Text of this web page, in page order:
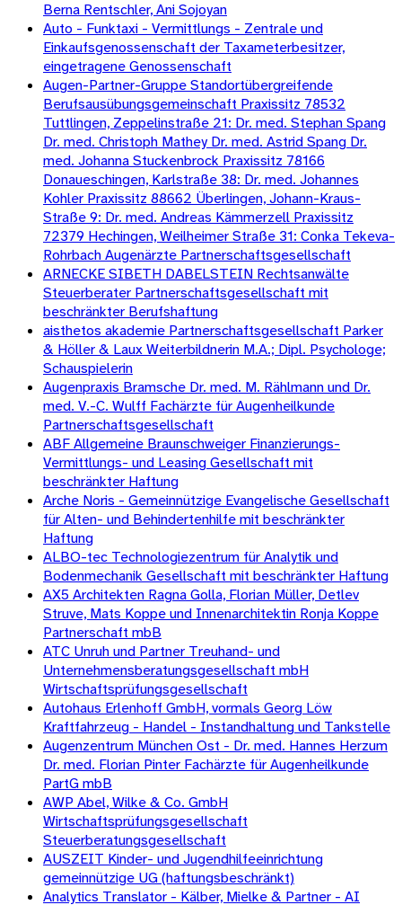
Berna Rentschler, Ani Sojoyan
Auto - Funktaxi - Vermittlungs - Zentrale und
Einkaufsgenossenschaft der Taxameterbesitzer,
eingetragene Genossenschaft
Augen-Partner-Gruppe Standortübergreifende
Berufsausübungsgemeinschaft Praxissitz 78532
Tuttlingen, Zeppelinstraße 21: Dr. med. Stephan Spang
Dr. med. Christoph Mathey Dr. med. Astrid Spang Dr.
med. Johanna Stuckenbrock Praxissitz 78166
Donaueschingen, Karlstraße 38: Dr. med. Johannes
Kohler Praxissitz 88662 Überlingen, Johann-Kraus-
Straße 9: Dr. med. Andreas Kämmerzell Praxissitz
72379 Hechingen, Weilheimer Straße 31: Conka Tekeva-
Rohrbach Augenärzte Partnerschaftsgesellschaft
ARNECKE SIBETH DABELSTEIN Rechtsanwälte
Steuerberater Partnerschaftsgesellschaft mit
beschränkter Berufshaftung
aisthetos akademie Partnerschaftsgesellschaft Parker
& Höller & Laux Weiterbildnerin M.A.; Dipl. Psychologe;
Schauspielerin
Augenpraxis Bramsche Dr. med. M. Rählmann und Dr.
med. V.-C. Wulff Fachärzte für Augenheilkunde
Partnerschaftsgesellschaft
ABF Allgemeine Braunschweiger Finanzierungs-
Vermittlungs- und Leasing Gesellschaft mit
beschränkter Haftung
Arche Noris - Gemeinnützige Evangelische Gesellschaft
für Alten- und Behindertenhilfe mit beschränkter
Haftung
ALBO-tec Technologiezentrum für Analytik und
Bodenmechanik Gesellschaft mit beschränkter Haftung
AX5 Architekten Ragna Golla, Florian Müller, Detlev
Struve, Mats Koppe und Innenarchitektin Ronja Koppe
Partnerschaft mbB
ATC Unruh und Partner Treuhand- und
Unternehmensberatungsgesellschaft mbH
Wirtschaftsprüfungsgesellschaft
Autohaus Erlenhoff GmbH, vormals Georg Löw
Kraftfahrzeug - Handel - Instandhaltung und Tankstelle
Augenzentrum München Ost - Dr. med. Hannes Herzum
Dr. med. Florian Pinter Fachärzte für Augenheilkunde
PartG mbB
AWP Abel, Wilke & Co. GmbH
Wirtschaftsprüfungsgesellschaft
Steuerberatungsgesellschaft
AUSZEIT Kinder- und Jugendhilfeeinrichtung
gemeinnützige UG (haftungsbeschränkt)
Analytics Translator - Kälber, Mielke & Partner - AI